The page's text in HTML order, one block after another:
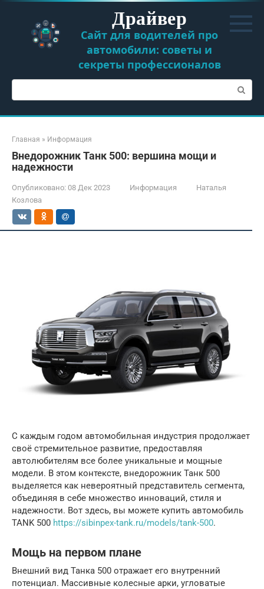
Перейти
контенту
Драйвер
Сайт для водителей про
автомобили: советы и
секреты профессионалов
Поиск:
Главная » Информация
Внедорожник Танк 500: вершина мощи и
надежности
Опубликовано: 08 Дек 2023 Информация
Наталья
Козлова
С каждым годом автомобильная индустрия продолжает
своё стремительное развитие, предоставляя
автолюбителям все более уникальные и мощные
модели. В этом контексте, внедорожник Танк 500
выделяется как невероятный представитель сегмента,
объединяя в себе множество инноваций, стиля и
надежности. Вот здесь, вы можете купить автомобиль
TANK 500 https://sibinpex-tank.ru/models/tank-500.
Мощь на первом плане
Внешний вид Танка 500 отражает его внутренний
потенциал. Массивные колесные арки, угловатые